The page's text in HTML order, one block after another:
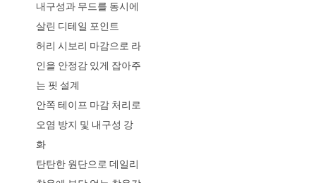
내구성과 무드를 동시에
살린 디테일 포인트
허리 시보리 마감으로 라
인을 안정감 있게 잡아주
는 핏 설계
안쪽 테이프 마감 처리로
오염 방지 및 내구성 강
화
탄탄한 원단으로 데일리